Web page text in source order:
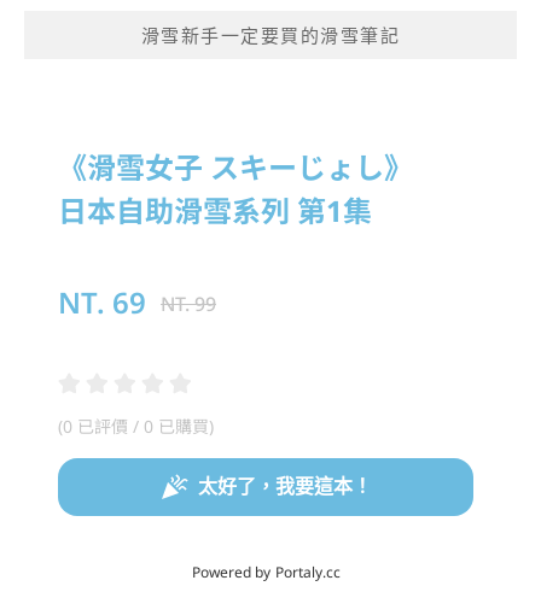
滑雪新手一定要買的滑雪筆記